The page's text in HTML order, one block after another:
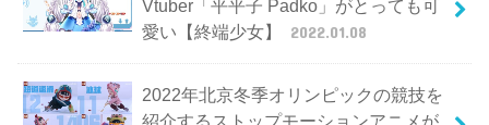
Vtuber「平平子 Padko」がとっても可
愛い【終端少女】
2022.01.08
2022年北京冬季オリンピックの競技を